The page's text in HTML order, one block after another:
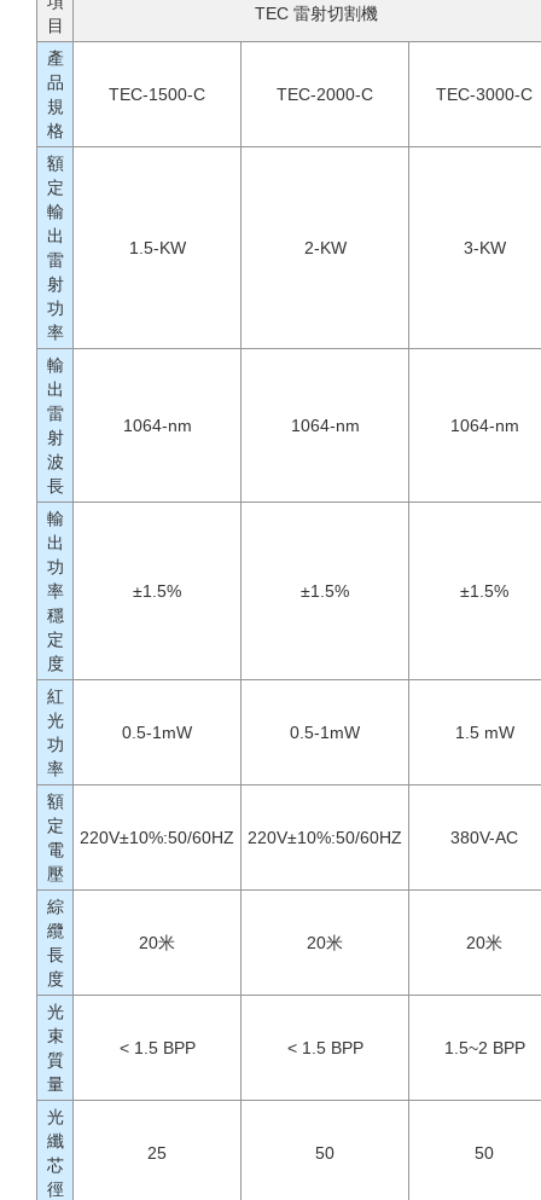
目
TEC 雷射切割機
產
品
規
格
TEC-1500-C TEC-2000-C TEC-3000-C
額
定
輸
出
雷
射
功
率
1.5-KW 2-KW 3-KW
輸
出
雷
射
波
長
1064-nm 1064-nm 1064-nm
輸
出
功
率
穩
定
度
±1.5% ±1.5% ±1.5%
紅
光
功
率
0.5-1mW 0.5-1mW 1.5 mW
額
定
電
壓
220V±10%:50/60HZ 220V±10%:50/60HZ 380V-AC
綜
纜
長
度
20米 20米 20米
光
束
質
量
< 1.5 BPP < 1.5 BPP 1.5~2 BPP
光
纖
芯
徑
25 50 50